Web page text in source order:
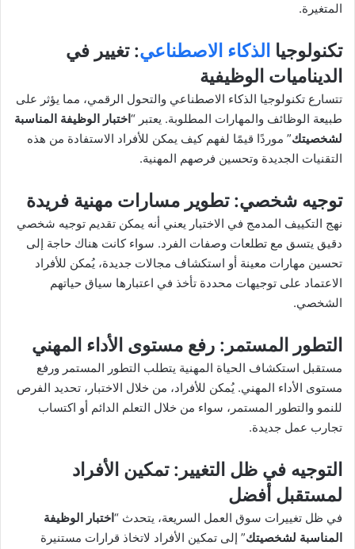
المتغيرة.
تكنولوجيا الذكاء الاصطناعي: تغيير في
الديناميات الوظيفية
تتسارع تكنولوجيا الذكاء الاصطناعي والتحول الرقمي، مما يؤثر على
طبيعة الوظائف والمهارات المطلوبة. يعتبر “اختبار الوظيفة المناسبة
لشخصيتك” موردًا قيمًا لفهم كيف يمكن للأفراد الاستفادة من هذه
التقنيات الجديدة وتحسين فرصهم المهنية.
توجيه شخصي: تطوير مسارات مهنية فريدة
نهج التكييف المدمج في الاختبار يعني أنه يمكن تقديم توجيه شخصي
دقيق يتسق مع تطلعات وصفات الفرد. سواء كانت هناك حاجة إلى
تحسين مهارات معينة أو استكشاف مجالات جديدة، يُمكن للأفراد
الاعتماد على توجيهات محددة تأخذ في اعتبارها سياق حياتهم
الشخصي.
التطور المستمر : رفع مستوى الأداء المهني
مستقبل استكشاف الحياة المهنية يتطلب التطور المستمر ورفع
مستوى الأداء المهني. يُمكن للأفراد، من خلال الاختبار، تحديد الفرص
للنمو والتطور المستمر، سواء من خلال التعلم الدائم أو اكتساب
تجارب عمل جديدة.
التوجيه في ظل التغيير : تمكين الأفراد
لمستقبل أفضل
في ظل تغييرات سوق العمل السريعة، يتحدث “اختبار الوظيفة
المناسبة لشخصيتك” إلى تمكين الأفراد لاتخاذ قرارات مستنيرة